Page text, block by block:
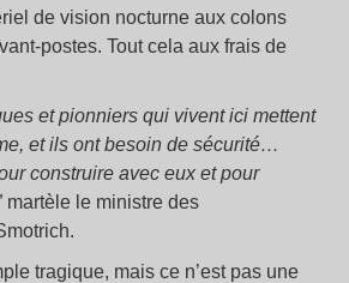
de vision nocturne aux colons
postes. Tout cela aux frais de
et pionniers qui vivent ici mettent
et ils ont besoin de sécurité…
construire avec eux et pour
martèle le ministre des
tragique, mais ce n’est pas une